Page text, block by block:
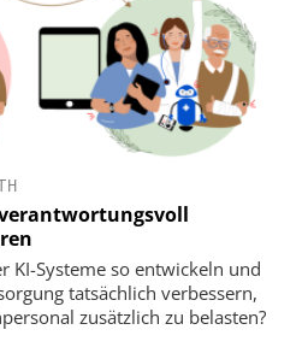
KI-Systeme so entwickeln und
tatsächlich verbessern,
zusätzlich zu belasten?